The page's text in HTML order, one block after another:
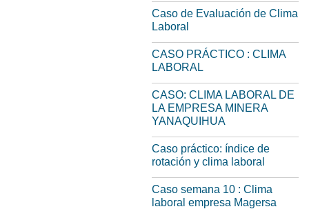
Caso de Evaluación de Clima
Laboral
CASO PRÁCTICO : CLIMA
LABORAL
CASO: CLIMA LABORAL DE
LA EMPRESA MINERA
YANAQUIHUA
Caso práctico: índice de
rotación y clima laboral
Caso semana 10 : Clima
laboral empresa Magersa